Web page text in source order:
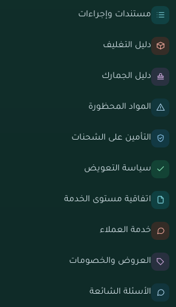
مستندات وإجراءات
دليل التغليف
دليل الجمارك
المواد المحظورة
التأمين على الشحنات
سياسة التعويض
اتفاقية مستوى الخدمة
خدمة العملاء
العروض والخصومات
الأسئلة الشائعة